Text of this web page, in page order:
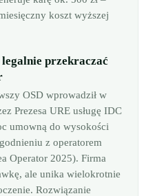
koszt wyższej
legalnie przekraczać
OSD wprowadził w
Prezesa URE usługę IDC
umowną do wysokości
z operatorem
Operator 2025). Firma
ale unika wielokrotnie
Rozwiązanie